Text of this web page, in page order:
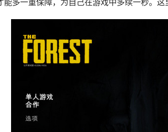
能多一重保障，为自己在游戏中多续一秒。这